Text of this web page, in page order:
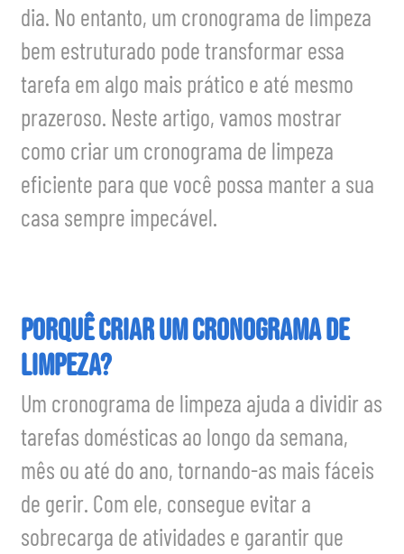
dia. No entanto, um cronograma de limpeza
bem estruturado pode transformar essa
tarefa em algo mais prático e até mesmo
prazeroso. Neste artigo, vamos mostrar
como criar um cronograma de limpeza
eficiente para que você possa manter a sua
casa sempre impecável.
Porquê Criar um Cronograma de
Limpeza?
Um cronograma de limpeza ajuda a dividir as
tarefas domésticas ao longo da semana,
mês ou até do ano, tornando-as mais fáceis
de gerir. Com ele, consegue evitar a
sobrecarga de atividades e garantir que